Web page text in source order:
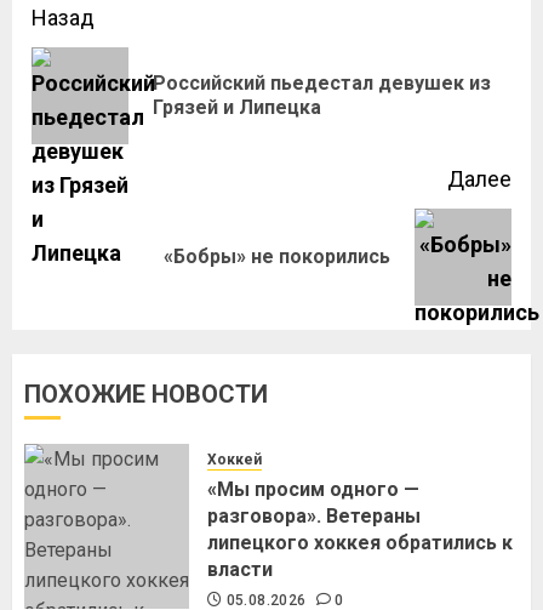
Назад
Российский пьедестал девушек из
Грязей и Липецка
Далее
«Бобры» не покорились
ПОХОЖИЕ НОВОСТИ
Хоккей
«Мы просим одного —
разговора». Ветераны
липецкого хоккея обратились к
власти
05.08.2026 0